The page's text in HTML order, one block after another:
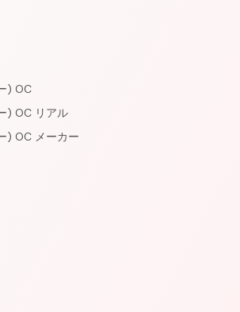
) OC
) OC リアル
) OC メーカー